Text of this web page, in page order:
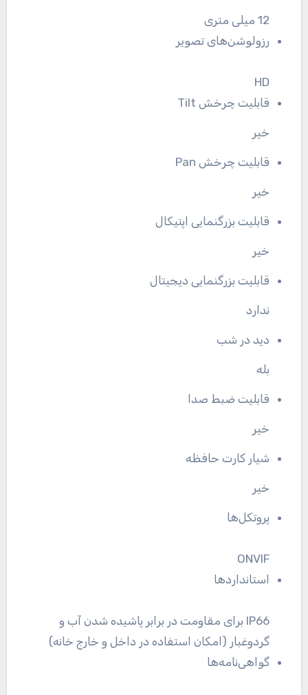
12 میلی متری
رزولوشن‌های تصویر
HD
قابلیت چرخش Tilt
خیر
قابلیت چرخش Pan
خیر
قابلیت بزرگنمایی اپتیکال
خیر
قابلیت بزرگنمایی دیجیتال
ندارد
دید در شب
بله
قابلیت ضبط صدا
خیر
شیار کارت حافظه
خیر
پروتکل‌ها
ONVIF
استانداردها
IP66 برای مقاومت در برابر پاشیده شدن آب و
گردوغبار (امکان استفاده در داخل و خارج خانه)
گواهی‌نامه‌ها